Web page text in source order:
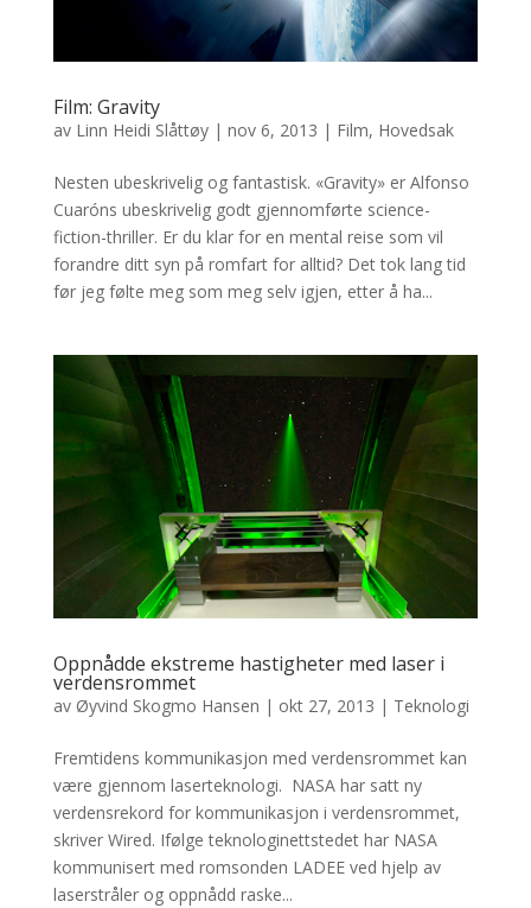
Film: Gravity
av Linn Heidi Slåttøy| nov 6, 2013 | Film, Hovedsak
Nesten ubeskrivelig og fantastisk. «Gravity» er Alfonso
Cuaróns ubeskrivelig godt gjennomførte science-
fiction-thriller. Er du klar for en mental reise som vil
forandre ditt syn på romfart for alltid? Det tok lang tid
før jeg følte meg som meg selv igjen, etter å ha...
Oppnådde ekstreme hastigheter med laser i
verdensrommet
av Øyvind Skogmo Hansen | okt 27, 2013 | Teknologi
Fremtidens kommunikasjon med verdensrommet kan
være gjennom laserteknologi. NASA har satt ny
verdensrekord for kommunikasjon i verdensrommet,
skriver Wired. Ifølge teknologinettstedet har NASA
kommunisert med romsonden LADEE ved hjelp av
laserstråler og oppnådd raske...